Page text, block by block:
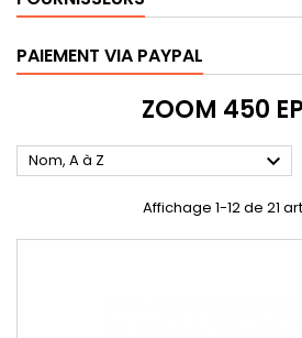
PAIEMENT VIA PAYPAL
ZOOM 450
Nom, A à Z 
Affichage 1-12 de 21